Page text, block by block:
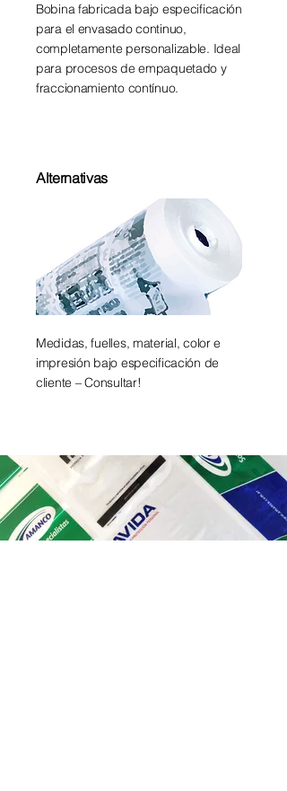
Alternativas
Medidas, fuelles, material, color e
impresión bajo especificación de
cliente – Consultar!
Bobina fabricada bajo especificación
para el envasado continuo,
completamente personalizable. Ideal
para procesos de empaquetado y
fraccionamiento contínuo.